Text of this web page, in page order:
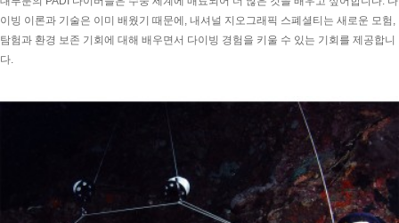
이빙 이론과 기술은 이미 배웠기 때문에, 내셔널 지오그래픽 스폐셜티는 새로운 모험,
탐험과 환경 보존 기회에 대해 배우면서 다이빙 경험을 키울 수 있는 기회를 제공합니
다.